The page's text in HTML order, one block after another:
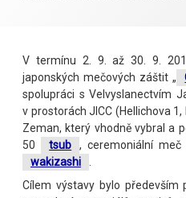
V termínu 2. 9. až 30. 9.
japonských mečových záštit „
spolupráci s Velvyslanectvím
v prostorách JICC (Hellichova
Zeman, který vhodně vybral a
50
tsub , ceremoniální meč
wakizashi
Cílem výstavy bylo především